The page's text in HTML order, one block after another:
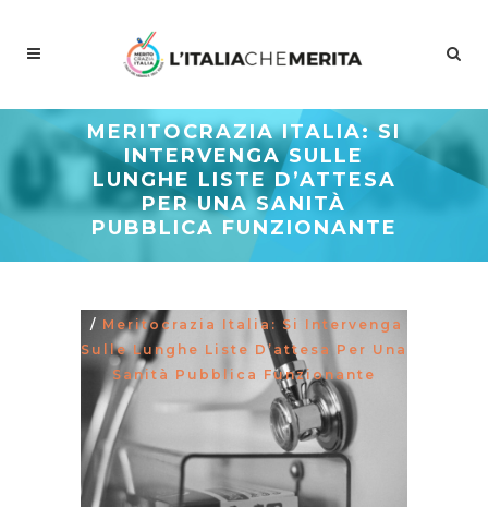
MERITOCRAZIA ITALIA: SI
INTERVENGA SULLE
LUNGHE LISTE D’ATTESA
PER UNA SANITÀ
PUBBLICA FUNZIONANTE
/ Meritocrazia Italia: Si Intervenga
Sulle Lunghe Liste D’attesa Per Una
Sanità Pubblica Funzionante